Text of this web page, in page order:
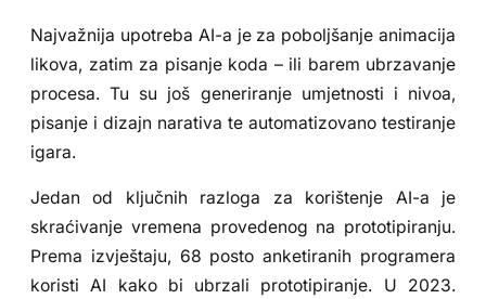
Najvažnija upotreba AI-a je za poboljšanje animacija
likova, zatim za pisanje koda – ili barem ubrzavanje
procesa. Tu su još generiranje umjetnosti i nivoa,
pisanje i dizajn narativa te automatizovano testiranje
igara.
Jedan od ključnih razloga za korištenje AI-a je
skraćivanje vremena provedenog na prototipiranju.
Prema izvještaju, 68 posto anketiranih programera
koristi AI kako bi ubrzali prototipiranje. U 2023.